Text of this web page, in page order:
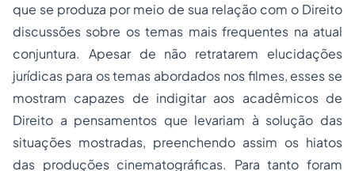
que se produza por meio de sua relação com o Direito
discussões sobre os temas mais frequentes na atual
conjuntura. Apesar de não retratarem elucidações
jurídicas para os temas abordados nos filmes, esses se
mostram capazes de indigitar aos acadêmicos de
Direito a pensamentos que levariam à solução das
situações mostradas, preenchendo assim os hiatos
das produções cinematográficas. Para tanto foram